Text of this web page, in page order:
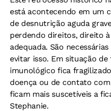
está acontecendo em um
de desnutrição aguda
perdendo direitos, direito
adequada. São
evitar isso. Em situação
imunológico fica
doença ou de contato
ficam mais suscetíveis a
Stephanie.